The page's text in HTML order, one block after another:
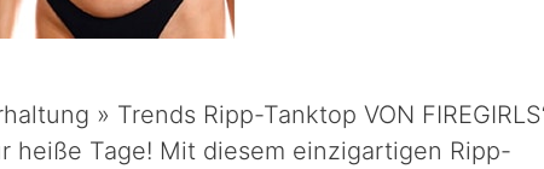
» Trends Ripp-Tanktop VON
heiße Tage! Mit diesem einzigartigen Ripp-